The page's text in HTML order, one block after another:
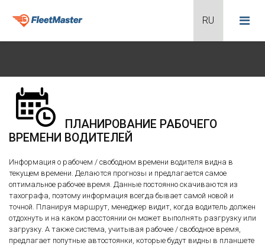
ПЛАНИРОВАНИЕ РАБОЧЕГО
ВРЕМЕНИ ВОДИТЕЛЕЙ
Информация о рабочем / свободном времени водителя видна в
текущем времени. Делаются прогнозы и предлагается самое
оптимальное рабочее время. Данные постоянно скачиваются из
тахографа, поэтому информация всегда бывает самой новой и
точной. Планируя маршрут, менеджер видит, когда водитель должен
отдохнуть и на каком расстоянии он может выполнять разгрузку или
загрузку. А также система, учитывая рабочее / свободное время,
предлагает попутные автостоянки, которые будут видны в планшете